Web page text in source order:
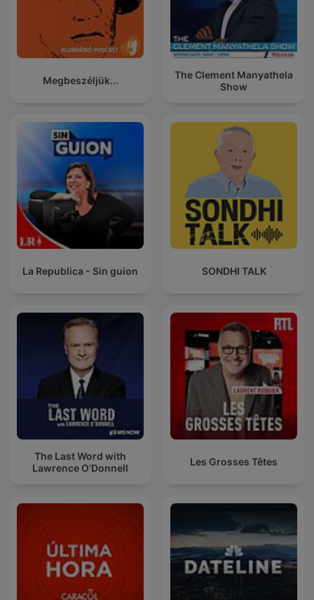
Megbeszéljük...
The Clement Manyathela
Show
La Republica - Sin guion SONDHI TALK
The Last Word with
Lawrence O’Donnell
Les Grosses Têtes